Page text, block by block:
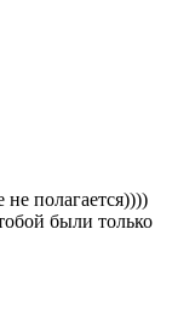
полагается))))
были только